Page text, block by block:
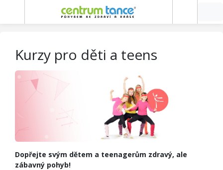
Kurzy pro děti a teens
Dopřejte svým dětem a teenagerům zdravý, ale
zábavný pohyb!